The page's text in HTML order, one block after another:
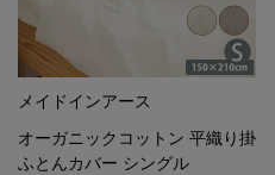
メイドインアース
オーガニックコットン 平織り掛
ふとんカバー シングル